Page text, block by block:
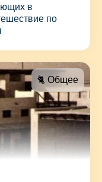
в
по
🐈 Общее